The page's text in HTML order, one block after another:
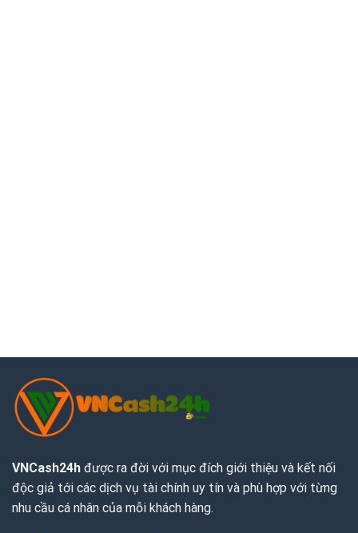
VNCash24h được ra đời với mục đích giới thiệu và kết nối
độc giả tới các dịch vụ tài chính uy tín và phù hợp với từng
nhu cầu cá nhân của mỗi khách hàng.